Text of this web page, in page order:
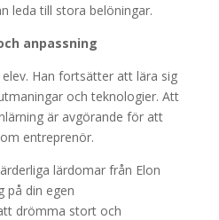
leda till stora belöningar.
anpassning
Han fortsätter att lära sig
och teknologier. Att
är avgörande för att
entreprenör.
lärdomar från Elon
på din egen
drömma stort och